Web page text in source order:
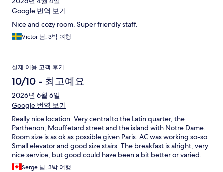
Google 번역 보기
Nice and cozy room. Super friendly staff.
Victor 님, 3박 여행
실제 이용 고객 후기
10/10 - 최고예요
2026년 6월 6일
Google 번역 보기
Really nice location. Very central to the Latin quarter, the
Parthenon, Mouffetard street and the island with Notre Dame.
Room size is as ok as possible given Paris. AC was working so-so.
Small elevator and good size stairs. The breakfast is alright, very
nice service, but good could have been a bit better or varied.
Many other options within 5-10 minute walk.
Serge 님, 3박 여행